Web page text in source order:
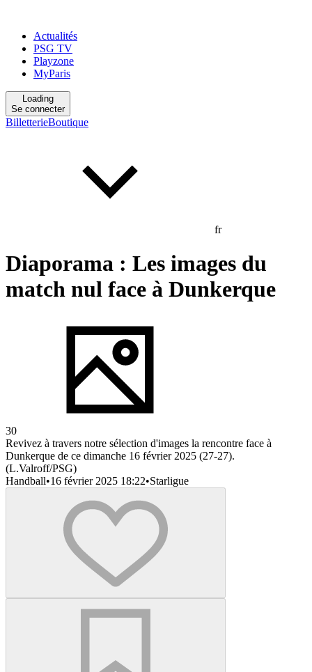
Actualités
PSG TV
Playzone
MyParis
Loading
Se connecter
BilletterieBoutique
fr
Diaporama : Les images du
match nul face à Dunkerque
30
Revivez à travers notre sélection d'images la rencontre face à
Dunkerque de ce dimanche 16 février 2025 (27-27).
(L.Valroff/PSG)
Handball•16 février 2025 18:22•Starligue